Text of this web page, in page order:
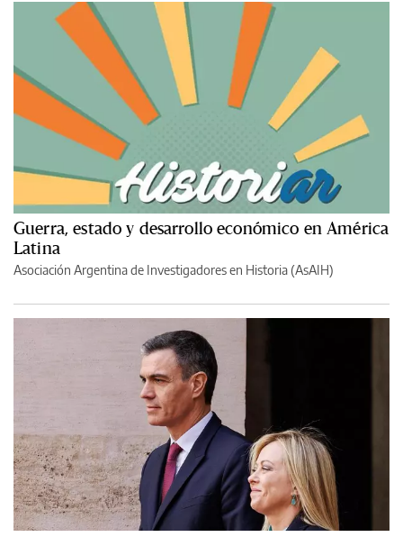
Guerra, estado y desarrollo económico en América
Latina
Asociación Argentina de Investigadores en Historia (AsAIH)